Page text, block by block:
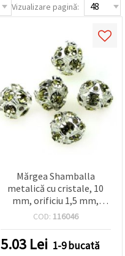
Vizualizare pagină:
Mărgea Shamballa
metalică cu cristale, 10
mm, orificiu 1,5 mm,
culoare auriu șampanie
COD: 116046
5.03 Lei 1-9 bucată